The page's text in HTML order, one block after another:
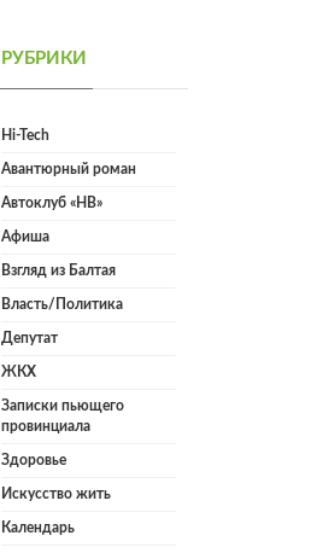
РУБРИКИ
Hi-Tech
Авантюрный роман
Автоклуб «НВ»
Афиша
Взгляд из Балтая
Власть/Политика
Депутат
ЖКХ
Записки пьющего
провинциала
Здоровье
Искусство жить
Календарь